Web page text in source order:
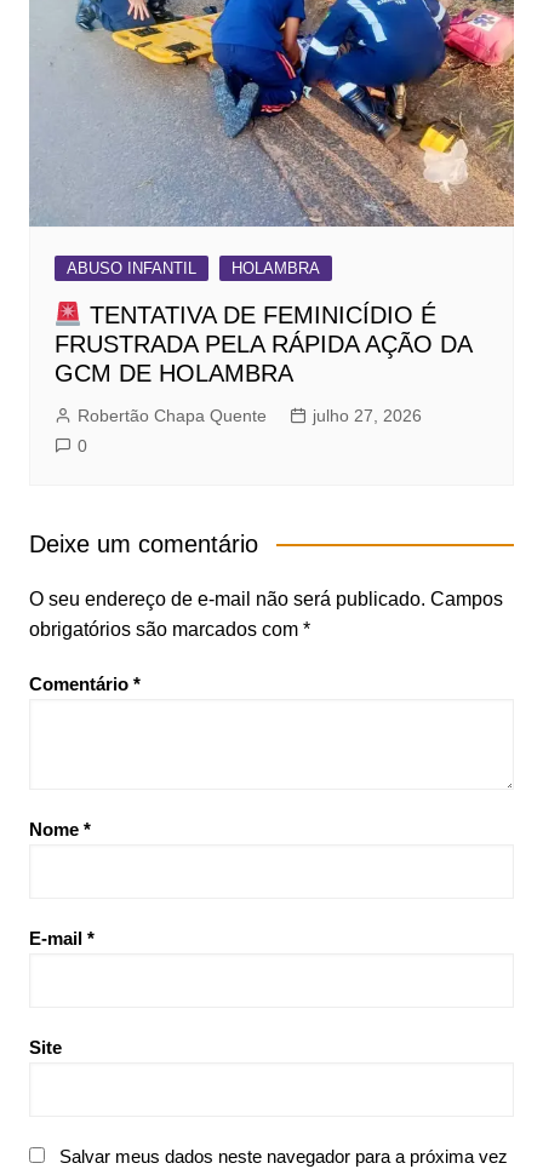
ABUSO INFANTIL HOLAMBRA
TENTATIVA DE FEMINICÍDIO É
FRUSTRADA PELA RÁPIDA AÇÃO DA
GCM DE HOLAMBRA
Robertão Chapa Quente
julho 27, 2026
0
Deixe um comentário
O seu endereço de e-mail não será publicado. Campos
obrigatórios são marcados com *
Comentário *
Nome *
E-mail *
Site
Salvar meus dados neste navegador para a próxima vez